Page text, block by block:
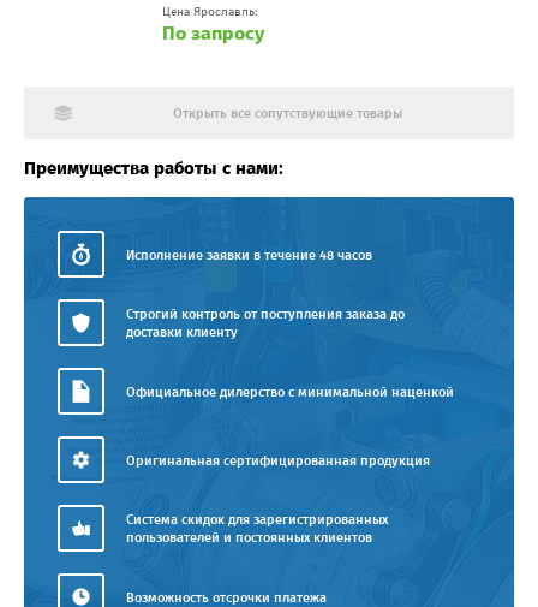
Цена Ярославль:
По запросу
Открыть все сопутствующие товары
Преимущества работы с нами:
Исполнение заявки в течение 48 часов
Строгий контроль от поступления заказа до
доставки клиенту
Официальное дилерство с минимальной наценкой
Оригинальная сертифицированная продукция
Система скидок для зарегистрированных
пользователей и постоянных клиентов
Возможность отсрочки платежа